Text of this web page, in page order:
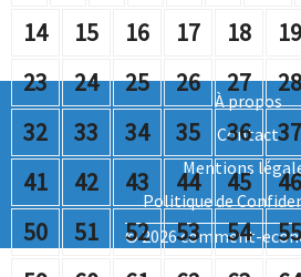
14
15 16 17 18 19
23
24 25 26 27 28
32
33 34 35 36 37
41
42 43 44 45 46
50
51 52 53 54 55
À propos
Contact
Mentions
Politique de
© 2026 comment-